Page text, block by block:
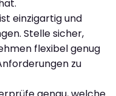
einzigartig und
Stelle sicher,
flexibel genug
zu